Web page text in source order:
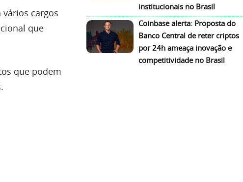
cargos
que
que podem
institucionais no Brasil
Coinbase alerta: Proposta do
Banco Central de reter criptos
por 24h ameaça inovação e
competitividade no Brasil